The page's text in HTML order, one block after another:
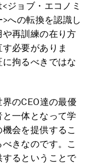
ジョブ・エコノミ
への転換を認識し
再訓練の在り方
必要がありま
拘るべきではな
のCEO達の最優
一体となって学
会を提供するこ
きなのです。こ
るということで